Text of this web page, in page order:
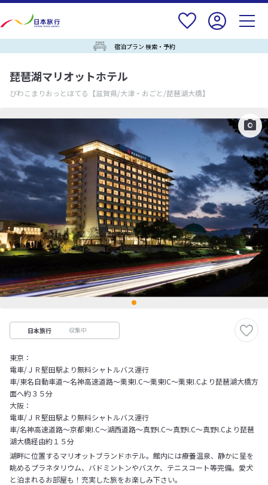
宿泊プラン 検索・予約
琵琶湖マリオットホテル
びわこまりおっとほてる 【滋賀県/大津・おごと/琵琶湖大橋】
日本旅行 収集中
東京：
電車/ＪＲ堅田駅より無料シャトルバス運行
車/東名自動車道～名神高速道路～栗東I.C～栗東IC～栗東I.Cより琵琶湖大橋方
面へ約３５分
大阪：
電車/ＪＲ堅田駅より無料シャトルバス運行
車/名神高速道路～京都東I.C～湖西道路～真野I.C～真野I.C～真野I.Cより琵琶
湖大橋経由約１５分
湖畔に位置するマリオットブランドホテル。館内には療養温泉、静かに星を
眺めるプラネタリウム、バドミントンやバスケ、テニスコート等完備。愛犬
と泊まれるお部屋も！充実した旅をお楽しみ下さい。